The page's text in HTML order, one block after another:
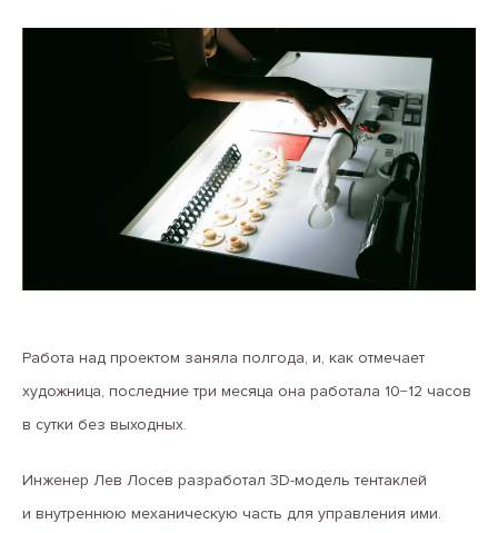
Работа над проектом заняла полгода, и, как отмечает
художница, последние три месяца она работала 10−12 часов
в сутки без выходных.
Инженер Лев Лосев разработал 3D-модель тентаклей
и внутреннюю механическую часть для управления ими.